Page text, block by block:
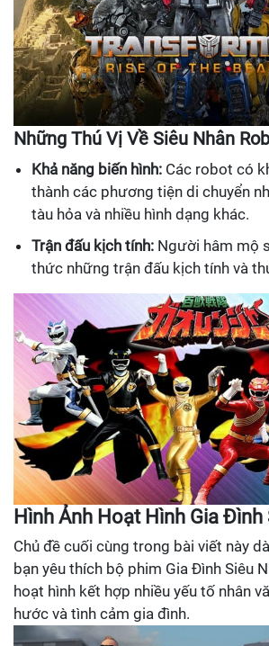
Những Thú Vị Về Siêu Nhân
Khả năng biến hình: Các robot có
thành các phương tiện di chuyển
tàu hỏa và nhiều hình dạng khác.
Trận đấu kịch tính: Người hâm mộ
thức những trận đấu kịch tính và
Hình Ảnh Hoạt Hình Gia Đình
Chủ đề cuối cùng trong bài viết này
bạn yêu thích bộ phim Gia Đình Siêu
hoạt hình kết hợp nhiều yếu tố nhân
hước và tình cảm gia đình.